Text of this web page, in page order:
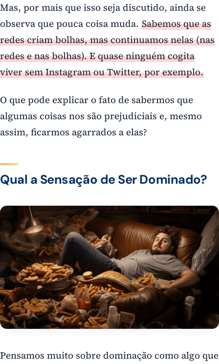
Mas, por mais que isso seja discutido, ainda se
observa que pouca coisa muda. Sabemos que as
redes criam bolhas, mas continuamos nelas (nas
redes e nas bolhas). E quase ninguém cogita
viver sem Instagram ou Twitter, por exemplo.
O que pode explicar o fato de sabermos que
algumas coisas nos são prejudiciais e, mesmo
assim, ficarmos agarrados a elas?
Qual a Sensação de Ser Dominado?
Pensamos muito sobre dominação como algo que